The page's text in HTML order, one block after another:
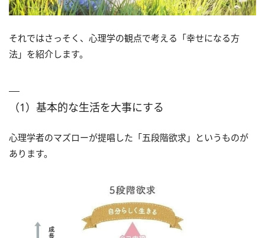
それではさっそく、心理学の観点で考える「幸せになる方
法」を紹介します。
（1）基本的な生活を大事にする
心理学者のマズローが提唱した「五段階欲求」というものが
あります。